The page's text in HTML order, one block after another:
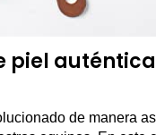
piel
de manera